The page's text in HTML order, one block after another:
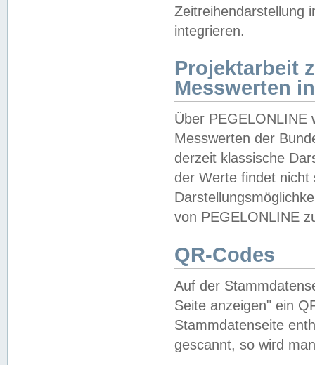
Zeitreihendarstellung
integrieren.
Projektarbeit
Messwerten
Über PEGELONLINE
Messwerten der
derzeit klassische
der Werte findet
von PEGELONLINE
QR-Codes
Auf der
Seite anzeigen" ein
Stammdatenseite
gescannt, so wird